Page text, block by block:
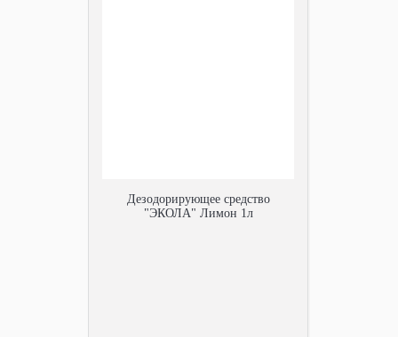
Дезодорирующее средство
"ЭКОЛА" Лимон 1л